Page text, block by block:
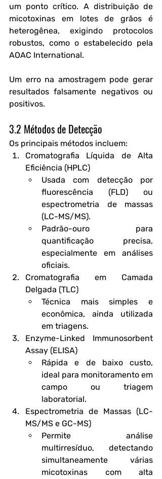
um ponto crítico. A distribuição de
micotoxinas em lotes de grãos é
heterogênea, exigindo protocolos
AOAC International.
Um erro na amostragem pode gerar
resultados falsamente negativos ou
positivos.
3.2 Métodos de Detecção
Os principais métodos incluem:
Cromatografia Líquida de Alta
Eficiência (HPLC)
Usada com detecção por
fluorescência (FLD) ou
espectrometria de massas
(LC-MS/MS).
Padrão-ouro para
quantificação precisa,
especialmente em análises
oficiais.
Cromatografia em Camada
Delgada (TLC)
Técnica mais simples e
econômica, ainda utilizada
em triagens.
Enzyme-Linked Immunosorbent
Assay (ELISA)
Rápida e de baixo custo,
ideal para monitoramento em
campo ou triagem
laboratorial.
Espectrometria de Massas (LC-
MS/MS e GC-MS)
Permite análise
multirresíduo, detectando
simultaneamente várias
micotoxinas com alta